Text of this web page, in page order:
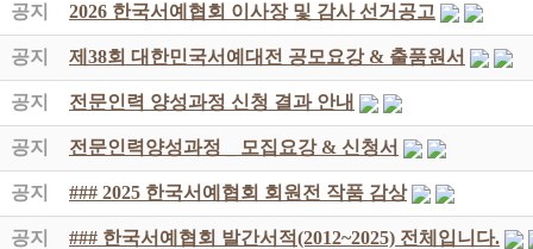
공지 2026 한국서예협회 이사장 및 감사 선거공고
공지 제38회 대한민국서예대전 공모요강 & 출품원서
공지 전문인력 양성과정 신청 결과 안내
공지 전문인력양성과정 _ 모집요강 & 신청서
공지 ### 2025 한국서예협회 회원전 작품 감상
공지 ### 한국서예협회 발간서적(2012~2025) 전체입니다.